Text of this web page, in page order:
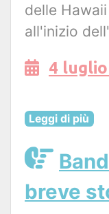
delle
all'inizio
4
Leggi di più
breve